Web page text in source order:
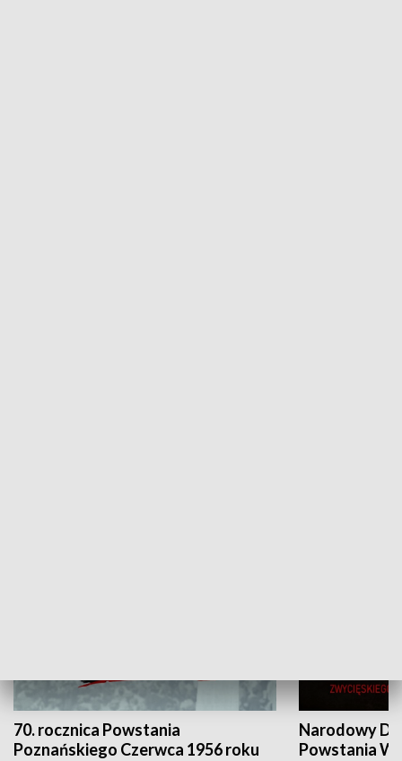
70. rocznica Powstania
Poznańskiego Czerwca 1956 roku
Narodowy
Powstania